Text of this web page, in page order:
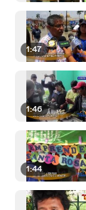
1:47
1:46
1:44